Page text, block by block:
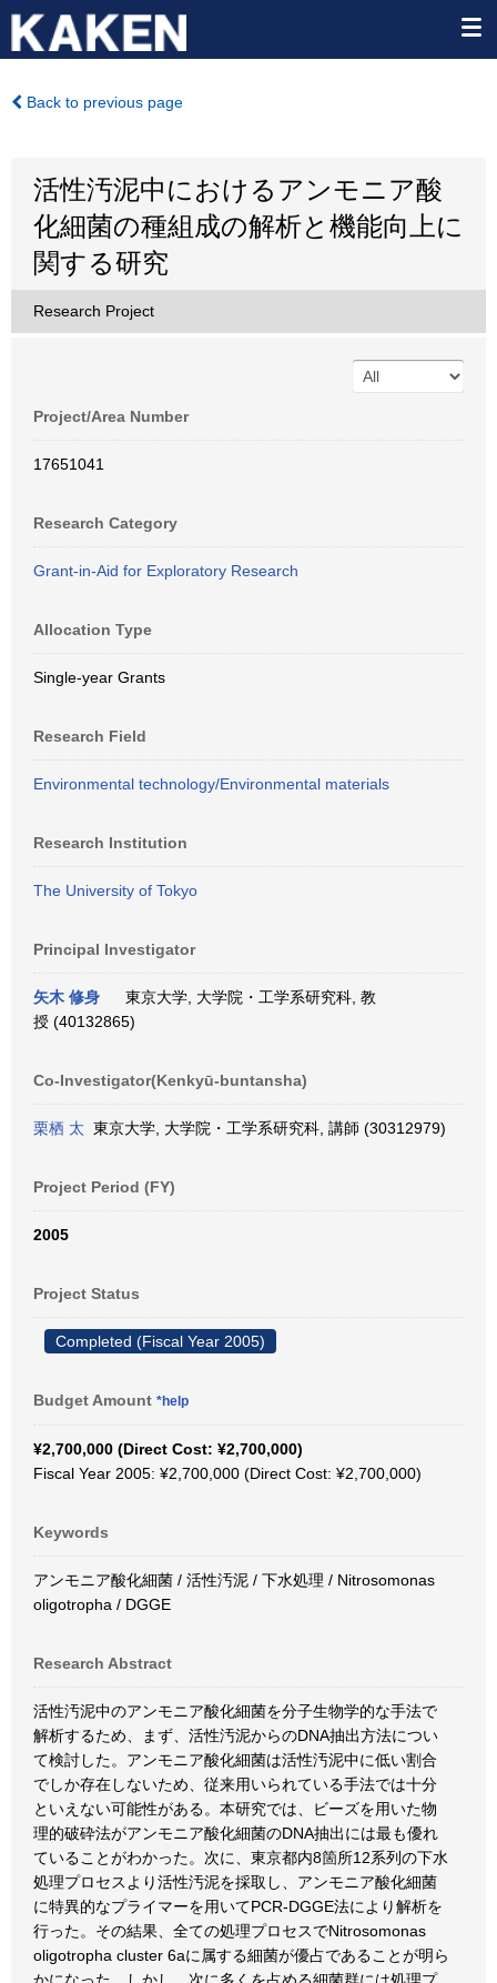
Back to previous page
活性汚泥中におけるアンモニア酸
化細菌の種組成の解析と機能向上に
関する研究
Research Project
Project/Area Number
17651041
Research Category
Grant-in-Aid for Exploratory Research
Allocation Type
Single-year Grants
Research Field
Environmental technology/Environmental materials
Research Institution
The University of Tokyo
Principal Investigator
矢木 修身
東京大学, 大学院・工学系研究科, 教
授 (40132865)
Co-Investigator(Kenkyū-buntansha)
栗栖 太 東京大学, 大学院・工学系研究科, 講師 (30312979)
Project Period (FY)
2005
Project Status
Completed (Fiscal Year 2005)
Budget Amount *help
¥2,700,000 (Direct Cost: ¥2,700,000)
Fiscal Year 2005: ¥2,700,000 (Direct Cost: ¥2,700,000)
Keywords
アンモニア酸化細菌 / 活性汚泥 / 下水処理 / Nitrosomonas
oligotropha / DGGE
Research Abstract
活性汚泥中のアンモニア酸化細菌を分子生物学的な手法で
解析するため、まず、活性汚泥からのDNA抽出方法につい
て検討した。アンモニア酸化細菌は活性汚泥中に低い割合
でしか存在しないため、従来用いられている手法では十分
といえない可能性がある。本研究では、ビーズを用いた物
理的破砕法がアンモニア酸化細菌のDNA抽出には最も優れ
ていることがわかった。次に、東京都内8箇所12系列の下水
処理プロセスより活性汚泥を採取し、アンモニア酸化細菌
に特異的なプライマーを用いてPCR-DGGE法により解析を
行った。その結果、全ての処理プロセスでNitrosomonas
oligotropha cluster 6aに属する細菌が優占であることが明ら